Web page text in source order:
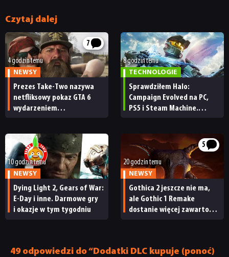
Czytaj dalej
7
4 godzin temu
NEWSY
Prezes Take-Two nazywa
netfliksowy pokaz GTA 6
wydarzeniem
ma subskrybentów
8 godzin temu
TECHNOLOGIE
Sprawdziłem Halo:
Campaign Evolved na PC,
PS5 i Steam Machine.
[RECENZJA TECHNICZNA]
10 godzin temu
NEWSY
Dying Light 2, Gears of War:
E-Day i inne. Darmowe gry
i okazje w tym tygodniu
5
20 godzin temu
NEWSY
Gothica 2 jeszcze nie ma,
ale Gothic 1 Remake
dostanie więcej zawartości.
49 odpowiedzi do “Dodatki DLC kupuje (ponoć)